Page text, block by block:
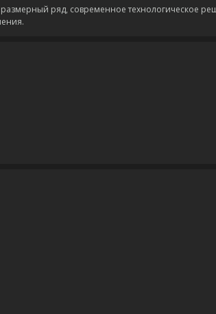
ряд, современное технологическое